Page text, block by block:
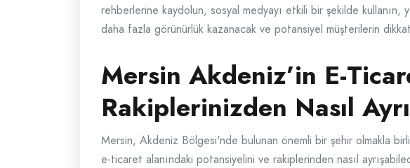
rehberlerine kaydolun, sosyal medyayı etkili bir şekilde
daha fazla görünürlük kazanacak ve potansiyel müşterilerin
Mersin Akdeniz’in E-
Rakiplerinizden Nasıl
Mersin, Akdeniz Bölgesi'nde bulunan önemli bir şehir olmakla
e-ticaret alanındaki potansiyelini ve rakiplerinden nasıl